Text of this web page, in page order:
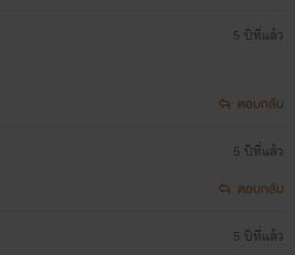
5 ปีที่แล้ว
ตอบกลับ
5 ปีที่แล้ว
ตอบกลับ
5 ปีที่แล้ว